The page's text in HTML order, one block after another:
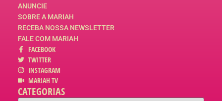
ANUNCIE
SOBRE A MARIAH
RECEBA NOSSA NEWSLETTER
FALE COM MARIAH
FACEBOOK
TWITTER
INSTAGRAM
MARIAH TV
CATEGORIAS